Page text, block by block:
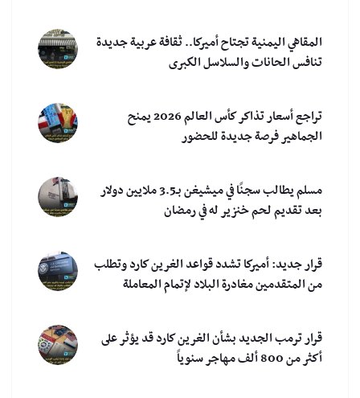
المقاهي اليمنية تجتاح أميركا.. ثقافة عربية جديدة
تنافس الحانات والسلاسل الكبرى
تراجع أسعار تذاكر كأس العالم 2026 يمنح
الجماهير فرصة جديدة للحضور
مسلم يطالب سجنًا في ميشيغن بـ3.5 ملايين دولار
بعد تقديم لحم خنزير له في رمضان
قرار جديد: أميركا تشدد قواعد الغرين كارد وتطلب
من المتقدمين مغادرة البلاد لإتمام المعاملة
قرار ترمب الجديد بشأن الغرين كارد قد يؤثر على
أكثر من 800 ألف مهاجر سنوياً